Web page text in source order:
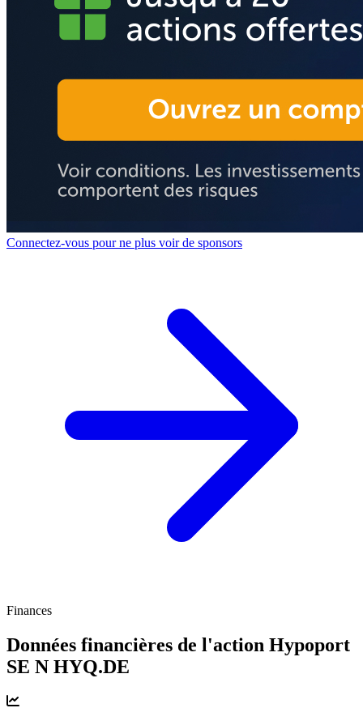
Connectez-vous pour ne plus voir de sponsors
Finances
Données financières de l'action Hypoport
SE N HYQ.DE